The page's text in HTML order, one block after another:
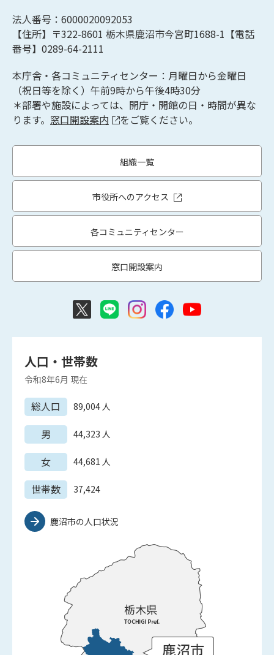
法人番号：6000020092053
【住所】〒322-8601 栃木県鹿沼市今宮町1688-1【電話
番号】0289-64-2111
本庁舎・各コミュニティセンター：月曜日から金曜日
（祝日等を除く）午前9時から午後4時30分
＊部署や施設によっては、開庁・開館の日・時間が異な
ります。 窓口開設案内 をご覧ください。
組織一覧
市役所へのアクセス
各コミュニティセンター
窓口開設案内
人口・世帯数
令和8年6月 現在
総人口 89,004人
男 44,323 人
女 44,681 人
世帯数 37,424
鹿沼市の人口状況